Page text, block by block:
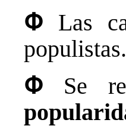
Փ Las
populistas.
Փ Se